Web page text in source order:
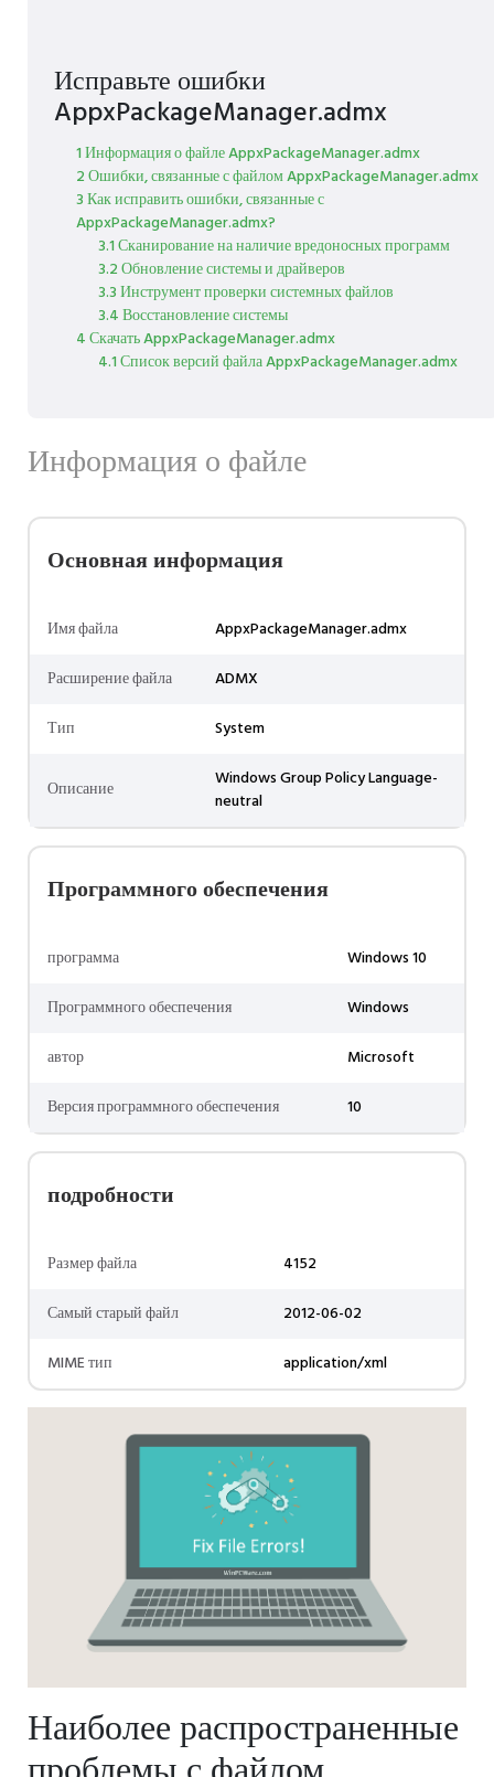
Исправьте ошибки
AppxPackageManager.admx
1 Информация о файле AppxPackageManager.admx
2 Ошибки, связанные с файлом AppxPackageManager.admx
3 Как исправить ошибки, связанные с
AppxPackageManager.admx?
3.1 Сканирование на наличие вредоносных программ
3.2 Обновление системы и драйверов
3.3 Инструмент проверки системных файлов
3.4 Восстановление системы
4 Скачать AppxPackageManager.admx
4.1 Список версий файла AppxPackageManager.admx
Информация о файле
Основная информация
Имя файла
AppxPackageManager.admx
Расширение файла
ADMX
Тип
System
Описание
Windows Group Policy Language-
neutral
Программного обеспечения
программа
Windows 10
Программного обеспечения
Windows
автор
Microsoft
Версия программного обеспечения
10
подробности
Размер файла
4152
Самый старый файл
2012-06-02
MIME тип
application/xml
Наиболее распространенные